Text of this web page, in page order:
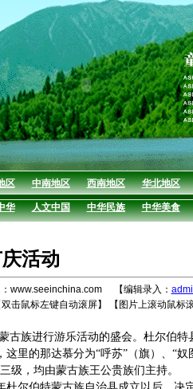
区 中南地区 西南地区 华北地区
华 人文中国 中华民族 中华美食
活动
www.seeinchina.com 【编辑录入：
双击鼠标左键自动滚屏】 【图片上滚动鼠标
古族进行游乐活动的盛会。杜尔伯特
这里的那达慕分为“呼苏”（旗）、“奴
三级，均由蒙古族王公贵族们主持